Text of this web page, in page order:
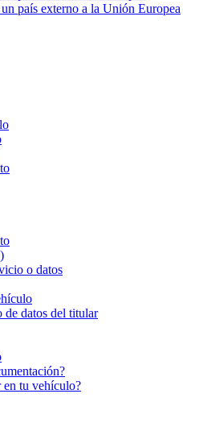
país externo a la Unión Europea
o datos
datos del titular
en tu vehículo?